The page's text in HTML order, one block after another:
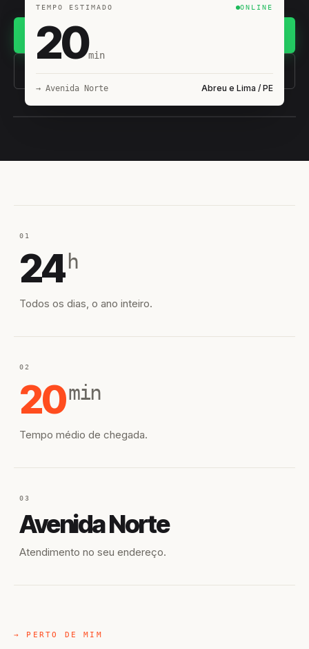
(11) 93407-8838
TEMPO ESTIMADO ONLINE
20min
→ Avenida Norte Abreu e Lima / PE
01
24 h
Todos os dias, o ano inteiro.
02
20min
Tempo médio de chegada.
03
Avenida Norte
Atendimento no seu endereço.
→ PERTO DE MIM